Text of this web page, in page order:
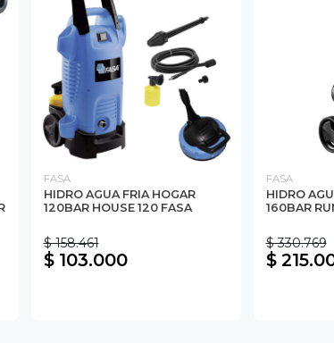
FASA
HIDRO AGUA FRIA HOGAR
120BAR HOUSE 120 FASA
$ 158.461
$ 103.000
FASA
HIDRO
160BAR
$ 330.769
$